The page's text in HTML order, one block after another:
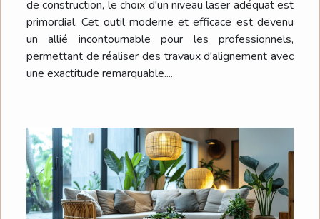
de construction, le choix d'un niveau laser adéquat est
primordial. Cet outil moderne et efficace est devenu
un allié incontournable pour les professionnels,
permettant de réaliser des travaux d'alignement avec
une exactitude remarquable....